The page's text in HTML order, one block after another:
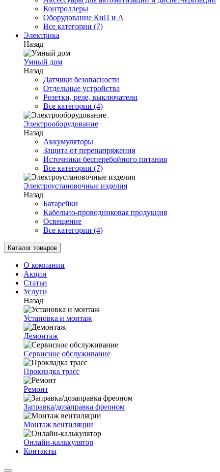
Контроллеры
Оборудование КиП и А
Все категории (7)
Электрика
Назад
Умный дом
Назад
Датчики безопасности
Отдельные устройства
Розетки, реле, выключатели
Все категории (4)
Электрооборудование
Назад
Аккумуляторы
Защита от перенапряжения
Источники бесперебойного питания
Все категории (7)
Электроустановочные изделия
Назад
Батарейки
Кабельно-проводниковая продукция
Освещение
Все категории (4)
Каталог товаров
О компании
Акции
Статьи
Услуги
Назад
Установка и монтаж
Демонтаж
Сервисное обслуживание
Прокладка трасс
Ремонт
Заправка/дозаправка фреоном
Монтаж вентиляции
Онлайн-калькулятор
Контакты